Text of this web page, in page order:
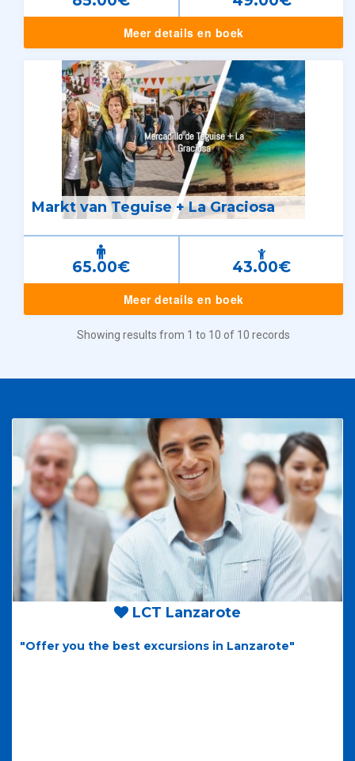
Meer details en boek
Markt van Teguise + La Graciosa
65.00€ 43.00€
Meer details en boek
Showing results from 1 to 10 of 10 records
LCT Lanzarote
"Offer you the best excursions in Lanzarote"